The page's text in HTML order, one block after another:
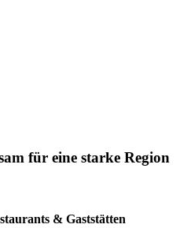
für eine starke Region
& Gaststätten